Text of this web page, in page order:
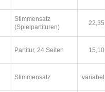
Stimmensatz
(Spielpartituren)
22,35
Partitur, 24 Seiten 15,10
Stimmensatz variabel